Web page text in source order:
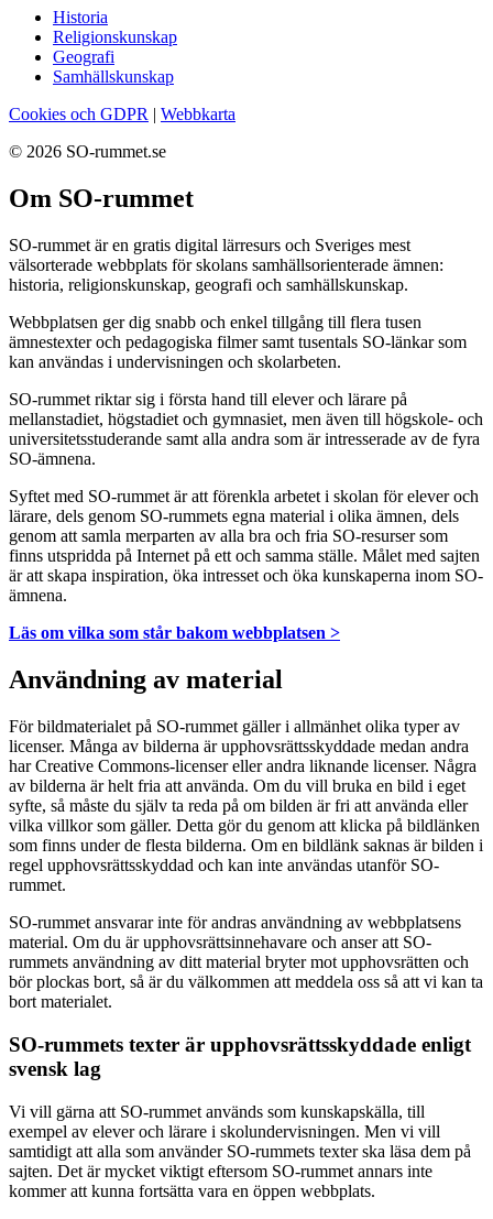
Historia
Religionskunskap
Geografi
Samhällskunskap
Cookies och GDPR | Webbkarta
© 2026 SO-rummet.se
Om SO-rummet
SO-rummet är en gratis digital lärresurs och Sveriges mest
välsorterade webbplats för skolans samhällsorienterade ämnen:
historia, religionskunskap, geografi och samhällskunskap.
Webbplatsen ger dig snabb och enkel tillgång till flera tusen
ämnestexter och pedagogiska filmer samt tusentals SO-länkar som
kan användas i undervisningen och skolarbeten.
SO-rummet riktar sig i första hand till elever och lärare på
mellanstadiet, högstadiet och gymnasiet, men även till högskole- och
universitetsstuderande samt alla andra som är intresserade av de fyra
SO-ämnena.
Syftet med SO-rummet är att förenkla arbetet i skolan för elever och
lärare, dels genom SO-rummets egna material i olika ämnen, dels
genom att samla merparten av alla bra och fria SO-resurser som
finns utspridda på Internet på ett och samma ställe. Målet med sajten
är att skapa inspiration, öka intresset och öka kunskaperna inom SO-
ämnena.
Läs om vilka som står bakom webbplatsen >
Användning av material
För bildmaterialet på SO-rummet gäller i allmänhet olika typer av
licenser. Många av bilderna är upphovsrättsskyddade medan andra
har Creative Commons-licenser eller andra liknande licenser. Några
av bilderna är helt fria att använda. Om du vill bruka en bild i eget
syfte, så måste du själv ta reda på om bilden är fri att använda eller
vilka villkor som gäller. Detta gör du genom att klicka på bildlänken
som finns under de flesta bilderna. Om en bildlänk saknas är bilden i
regel upphovsrättsskyddad och kan inte användas utanför SO-
rummet.
SO-rummet ansvarar inte för andras användning av webbplatsens
material. Om du är upphovsrättsinnehavare och anser att SO-
rummets användning av ditt material bryter mot upphovsrätten och
bör plockas bort, så är du välkommen att meddela oss så att vi kan ta
bort materialet.
SO-rummets texter är upphovsrättsskyddade enligt
svensk lag
Vi vill gärna att SO-rummet används som kunskapskälla, till
exempel av elever och lärare i skolundervisningen. Men vi vill
samtidigt att alla som använder SO-rummets texter ska läsa dem på
sajten. Det är mycket viktigt eftersom SO-rummet annars inte
kommer att kunna fortsätta vara en öppen webbplats.